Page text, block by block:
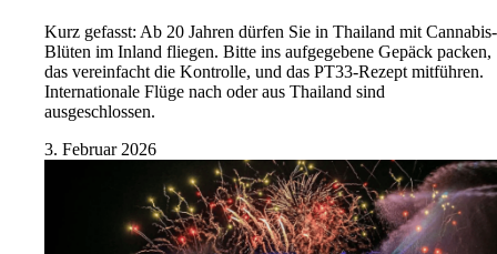
Kurz gefasst: Ab 20 Jahren dürfen Sie in Thailand mit Cannabis-
Blüten im Inland fliegen. Bitte ins aufgegebene Gepäck packen,
das vereinfacht die Kontrolle, und das PT33-Rezept mitführen.
Internationale Flüge nach oder aus Thailand sind
ausgeschlossen.
3. Februar 2026